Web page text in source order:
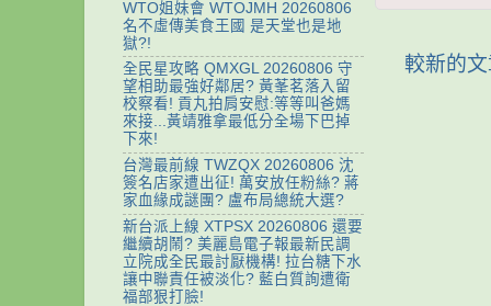
較新的
WTO姐妹會 WTOJMH 20260806
名不虛傳美食王國 是天堂也是地
獄?!
全民星攻略 QMXGL 20260806 守
望相助最強好鄰居? 黃莑茗落入留
校察看! 貢丸拍肩安慰:等等叫爸媽
來接...黃靖雅拿最低分全場下巴掉
下來!
台灣最前線 TWZQX 20260806 沈
簽名店家遭出征! 萬安放任粉絲? 蔣
家血緣成謎團? 盧布局總統大選?
新台派上線 XTPSX 20260806 還要
繼續胡鬧? 美麗島電子報最新民調
立院成全民最討厭機構! 拉台糖下水
讓中聯責任被淡化? 藍白質詢遭衛
福部狠打臉!